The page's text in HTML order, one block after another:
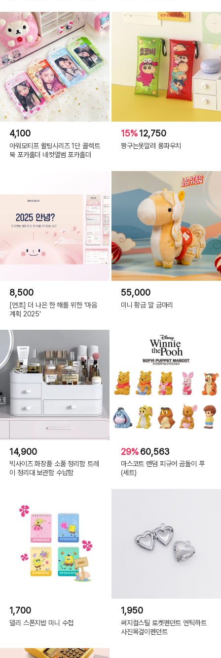
4,100
아워모티프 퀼팅시리즈 1단 콜렉트
북 포카홀더 네컷앨범 포카홀더
15%12,750
짱구는못말려 롱파우치
8,500
[연초] 더 나은 한 해를 위한 '마음
계획 2025'
55,000
미니 황금 말 금마리
14,900
빅사이즈 화장품 소품 정리함 트레
이 정리대 보관함 수납함
29%60,563
마스코트 랜덤 피규어 곰돌이 푸
(세트)
1,700
델리 스폰지밥 미니 수첩
1,950
써지컬스틸 로켓펜던트 엔틱하트
사진목걸이펜던트